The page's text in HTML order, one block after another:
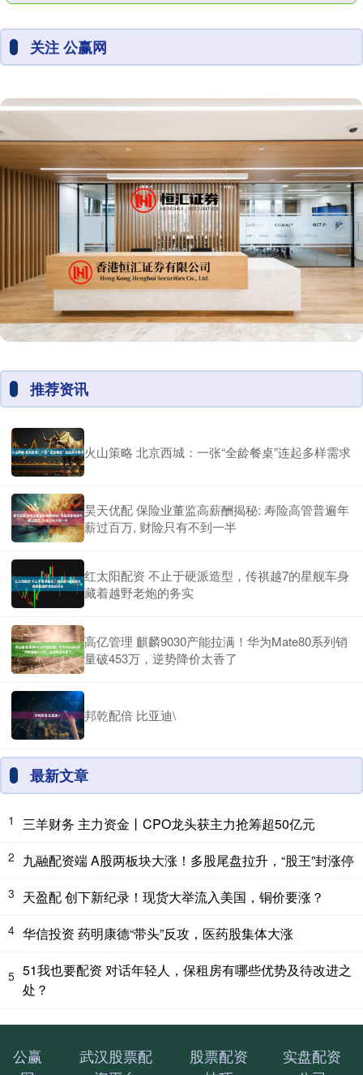
关注 公赢网
推荐资讯
火山策略 北京西城：一张“全龄餐桌”连起多样需求
昊天优配 保险业董监高薪酬揭秘: 寿险高管普遍年
薪过百万, 财险只有不到一半
红太阳配资 不止于硬派造型，传祺越7的星舰车身
藏着越野老炮的务实
高亿管理 麒麟9030产能拉满！华为Mate80系列销
量破453万，逆势降价太香了
邦乾配倍 比亚迪\
最新文章
1 三羊财务 主力资金丨CPO龙头获主力抢筹超50亿元
2 九融配资端 A股两板块大涨！多股尾盘拉升，“股王”封涨停
3 天盈配 创下新纪录！现货大举流入美国，铜价要涨？
4 华信投资 药明康德“带头”反攻，医药股集体大涨
5 51我也要配资 对话年轻人，保租房有哪些优势及待改进之
处？
公赢
武汉股票配
股票配资
实盘配资